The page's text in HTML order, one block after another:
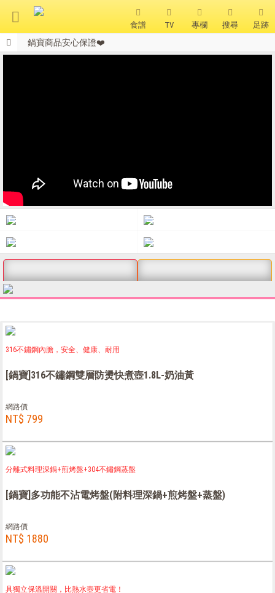
食譜 TV 專欄 搜尋 足跡
鍋寶商品安心保證❤️
全站單筆消費滿額現享88折⚡
316不鏽鋼內膽，安全、健康、耐用
[鍋寶]316不鏽鋼雙層防燙快煮壺1.8L-奶油黃
網路價
NT$ 799
分離式料理深鍋+煎烤盤+304不鏽鋼蒸盤
[鍋寶]多功能不沾電烤盤(附料理深鍋+煎烤盤+蒸盤)
網路價
NT$ 1880
具獨立保溫開關，比熱水壺更省電！
搜 尋